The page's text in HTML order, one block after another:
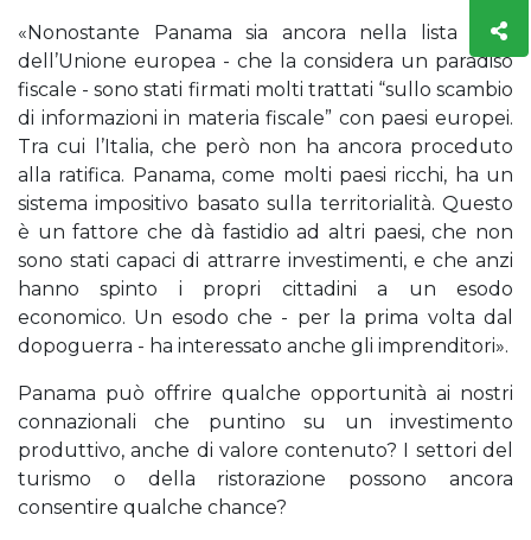
«Nonostante Panama sia ancora nella lista nera
dell’Unione europea - che la considera un paradiso
fiscale - sono stati firmati molti trattati “sullo scambio
di informazioni in materia fiscale” con paesi europei.
Tra cui l’Italia, che però non ha ancora proceduto
alla ratifica. Panama, come molti paesi ricchi, ha un
sistema impositivo basato sulla territorialità. Questo
è un fattore che dà fastidio ad altri paesi, che non
sono stati capaci di attrarre investimenti, e che anzi
hanno spinto i propri cittadini a un esodo
economico. Un esodo che - per la prima volta dal
dopoguerra - ha interessato anche gli imprenditori».
Panama può offrire qualche opportunità ai nostri
connazionali che puntino su un investimento
produttivo, anche di valore contenuto? I settori del
turismo o della ristorazione possono ancora
consentire qualche chance?